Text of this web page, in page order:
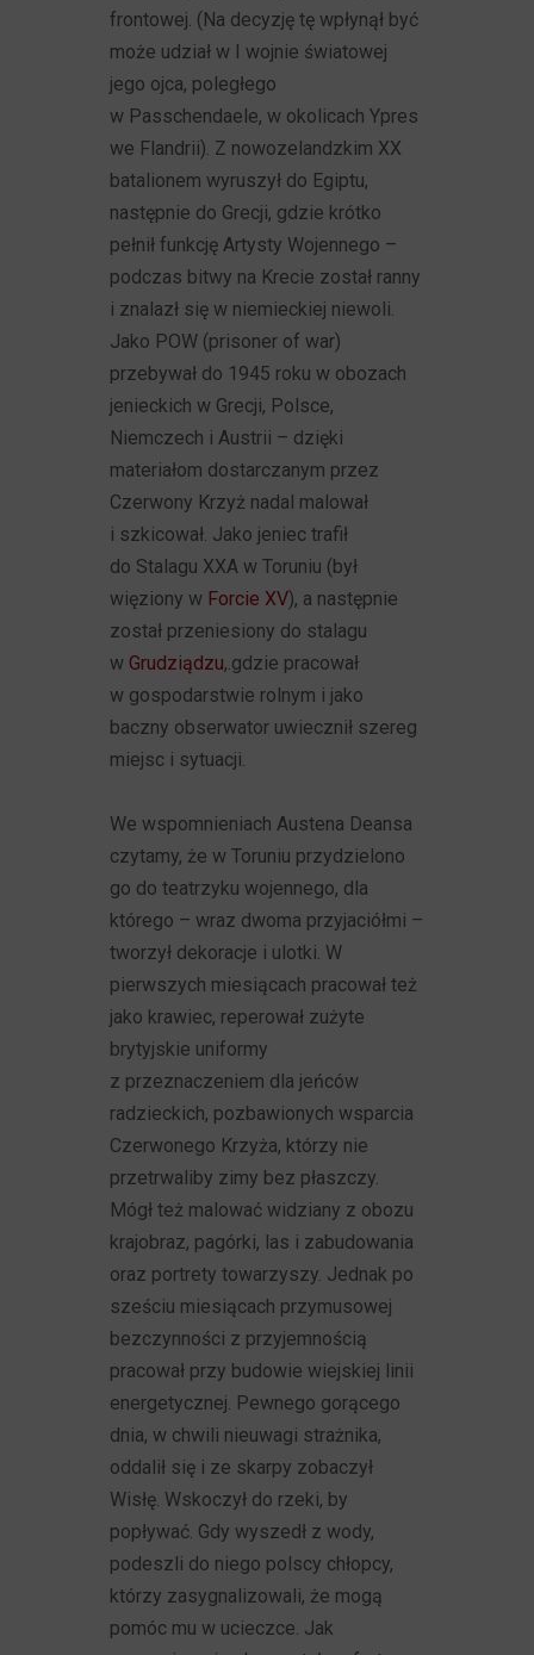
frontowej. (Na decyzję tę wpłynął być
może udział w I wojnie światowej
jego ojca, poległego
w Passchendaele, w okolicach Ypres
we Flandrii). Z nowozelandzkim XX
batalionem wyruszył do Egiptu,
następnie do Grecji, gdzie krótko
pełnił funkcję Artysty Wojennego –
podczas bitwy na Krecie został ranny
i znalazł się w niemieckiej niewoli.
Jako POW (prisoner of war)
przebywał do 1945 roku w obozach
jenieckich w Grecji, Polsce,
Niemczech i Austrii – dzięki
materiałom dostarczanym przez
Czerwony Krzyż nadal malował
i szkicował. Jako jeniec trafił
do Stalagu XXA w Toruniu (był
więziony w Forcie XV), a następnie
został przeniesiony do stalagu
w Grudziądzu,.gdzie pracował
w gospodarstwie rolnym i jako
baczny obserwator uwiecznił szereg
miejsc i sytuacji.
We wspomnieniach Austena Deansa
czytamy, że w Toruniu przydzielono
go do teatrzyku wojennego, dla
którego – wraz dwoma przyjaciółmi –
tworzył dekoracje i ulotki. W
pierwszych miesiącach pracował też
jako krawiec, reperował zużyte
brytyjskie uniformy
z przeznaczeniem dla jeńców
radzieckich, pozbawionych wsparcia
Czerwonego Krzyża, którzy nie
przetrwaliby zimy bez płaszczy.
Mógł też malować widziany z obozu
krajobraz, pagórki, las i zabudowania
oraz portrety towarzyszy. Jednak po
sześciu miesiącach przymusowej
bezczynności z przyjemnością
pracował przy budowie wiejskiej linii
energetycznej. Pewnego gorącego
dnia, w chwili nieuwagi strażnika,
oddalił się i ze skarpy zobaczył
Wisłę. Wskoczył do rzeki, by
popływać. Gdy wyszedł z wody,
podeszli do niego polscy chłopcy,
którzy zasygnalizowali, że mogą
pomóc mu w ucieczce. Jak